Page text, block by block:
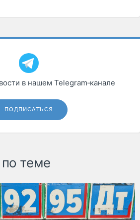
в нашем Telegram‑канале
ПОДПИСАТЬСЯ
теме